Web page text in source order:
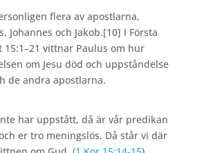
flera av apostlarna,
Johannes och Jakob.[10] I Första
vittnar Paulus om hur
om Jesu död och uppståndelse
de andra apostlarna.
har uppstått, då är vår predikan
er tro meningslös. Då står vi där